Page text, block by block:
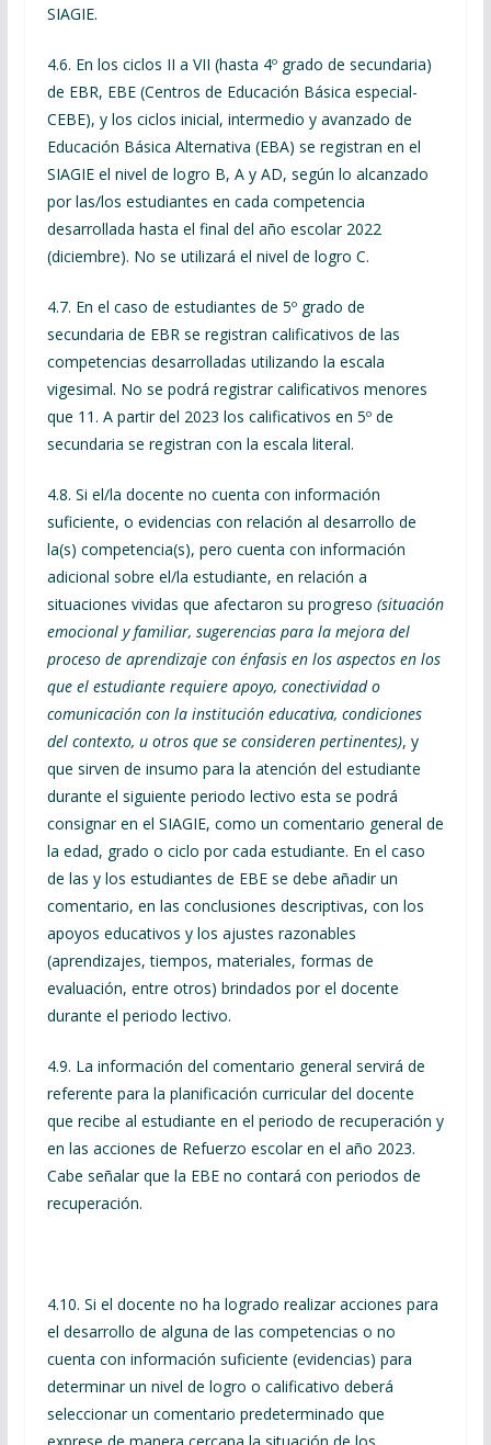
SIAGIE.
4.6. En los ciclos II a VII (hasta 4º grado de secundaria)
de EBR, EBE (Centros de Educación Básica especial-
CEBE), y los ciclos inicial, intermedio y avanzado de
Educación Básica Alternativa (EBA) se registran en el
SIAGIE el nivel de logro B, A y AD, según lo alcanzado
por las/los estudiantes en cada competencia
desarrollada hasta el final del año escolar 2022
(diciembre). No se utilizará el nivel de logro C.
4.7. En el caso de estudiantes de 5º grado de
secundaria de EBR se registran calificativos de las
competencias desarrolladas utilizando la escala
vigesimal. No se podrá registrar calificativos menores
que 11. A partir del 2023 los calificativos en 5º de
secundaria se registran con la escala literal.
4.8. Si el/la docente no cuenta con información
suficiente, o evidencias con relación al desarrollo de
la(s) competencia(s), pero cuenta con información
adicional sobre el/la estudiante, en relación a
situaciones vividas que afectaron su progreso (situación
emocional y familiar, sugerencias para la mejora del
proceso de aprendizaje con énfasis en los aspectos en los
que el estudiante requiere apoyo, conectividad o
comunicación con la institución educativa, condiciones
del contexto, u otros que se consideren pertinentes), y
que sirven de insumo para la atención del estudiante
durante el siguiente periodo lectivo esta se podrá
consignar en el SIAGIE, como un comentario general de
la edad, grado o ciclo por cada estudiante. En el caso
de las y los estudiantes de EBE se debe añadir un
comentario, en las conclusiones descriptivas, con los
apoyos educativos y los ajustes razonables
(aprendizajes, tiempos, materiales, formas de
evaluación, entre otros) brindados por el docente
durante el periodo lectivo.
4.9. La información del comentario general servirá de
referente para la planificación curricular del docente
que recibe al estudiante en el periodo de recuperación y
en las acciones de Refuerzo escolar en el año 2023.
Cabe señalar que la EBE no contará con periodos de
recuperación.
4.10. Si el docente no ha logrado realizar acciones para
el desarrollo de alguna de las competencias o no
cuenta con información suficiente (evidencias) para
determinar un nivel de logro o calificativo deberá
seleccionar un comentario predeterminado que